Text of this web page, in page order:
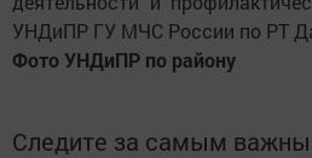
УНДиПР ГУ МЧС России по РТ
Фото УНДиПР по району
Следите за самым